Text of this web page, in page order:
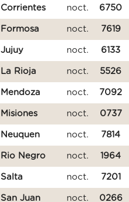
Corrientes noct. 6750
Formosa noct. 7619
Jujuy noct. 6133
La Rioja noct. 5526
Mendoza noct. 7092
Misiones noct. 0737
Neuquen noct. 7814
Rio Negro noct. 1964
Salta noct. 7201
San Juan noct. 0266